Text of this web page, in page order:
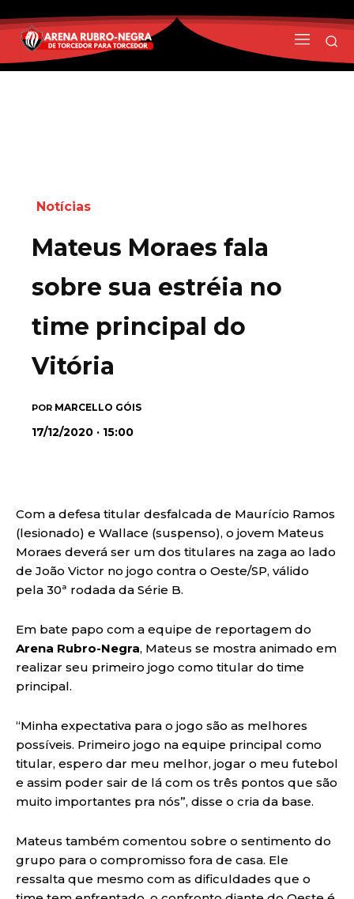
Notícias
Mateus Moraes fala
sobre sua estréia no
time principal do
Vitória
POR MARCELLO GÓIS
17/12/2020 · 15:00
Com a defesa titular desfalcada de Maurício Ramos
(lesionado) e Wallace (suspenso), o jovem Mateus
Moraes deverá ser um dos titulares na zaga ao lado
de João Victor no jogo contra o Oeste/SP, válido
pela 30ª rodada da Série B.
Em bate papo com a equipe de reportagem do
Arena Rubro-Negra, Mateus se mostra animado em
realizar seu primeiro jogo como titular do time
principal.
“Minha expectativa para o jogo são as melhores
possíveis. Primeiro jogo na equipe principal como
titular, espero dar meu melhor, jogar o meu futebol
e assim poder sair de lá com os três pontos que são
muito importantes pra nós”, disse o cria da base.
Mateus também comentou sobre o sentimento do
grupo para o compromisso fora de casa. Ele
ressalta que mesmo com as dificuldades que o